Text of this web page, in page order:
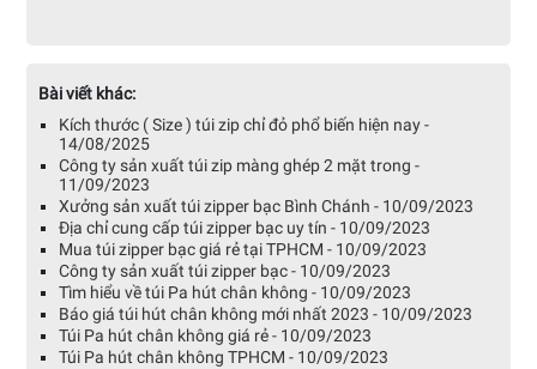
Bài viết khác:
Kích thước ( Size ) túi zip chỉ đỏ phổ biến hiện nay -
14/08/2025
Công ty sản xuất túi zip màng ghép 2 mặt trong -
11/09/2023
Xưởng sản xuất túi zipper bạc Bình Chánh - 10/09/2023
Địa chỉ cung cấp túi zipper bạc uy tín - 10/09/2023
Mua túi zipper bạc giá rẻ tại TPHCM - 10/09/2023
Công ty sản xuất túi zipper bạc - 10/09/2023
Tìm hiểu về túi Pa hút chân không - 10/09/2023
Báo giá túi hút chân không mới nhất 2023 - 10/09/2023
Túi Pa hút chân không giá rẻ - 10/09/2023
Túi Pa hút chân không TPHCM - 10/09/2023